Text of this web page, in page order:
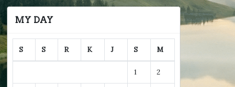
MY DAY
S S R K J S M
1 2